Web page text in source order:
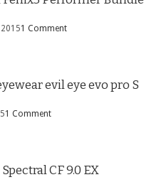
1 Comment
evil eye evo pro S
1 Comment
CF 9.0 EX